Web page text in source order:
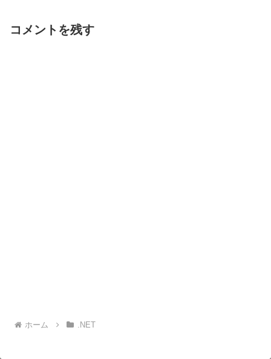
コメントを残す
ホーム .NET